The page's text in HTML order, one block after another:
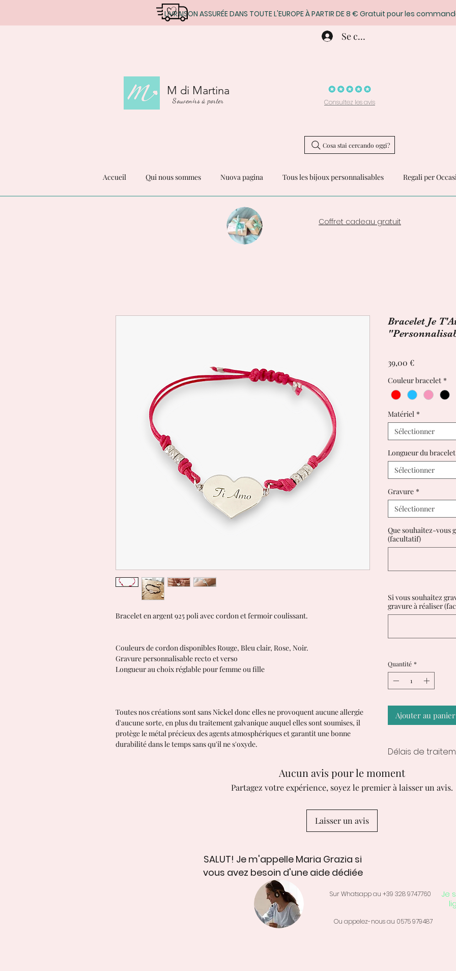
LIVRAISON ASSURÉE DANS TOUTE L'EUROPE À PARTIR DE 8 € Gratuit pour les
M di Martina
Souvenirs à porter
Se connecter
Consultez les avis
Cosa stai cercando oggi?
Accueil Qui nous sommes Nuova pagina Tous les bijoux personnalisables Regali per
Coffret cadeau gratuit
Bracelet en argent 925 poli avec cordon et fermoir coulissant.
Couleurs de cordon disponibles Rouge, Bleu clair, Rose, Noir.
Gravure personnalisable recto et verso
Longueur au choix réglable pour femme ou fille
Toutes nos créations sont sans Nickel donc elles ne provoquent aucune allergie
d'aucune sorte, en plus du traitement galvanique auquel elles sont soumises, il
protège le métal précieux des agents atmosphériques et garantit une bonne
durabilité dans le temps sans qu'il ne s'oxyde.
Bracelet Je
39,00 €Prix
Couleur bracelet *
Matériel *
Sélectionner
Longueur du bracelet
Sélectionner
Gravure *
Sélectionner
Que souhaitez-vous
(facultatif)
Si vous souhaitez
gravure à réaliser
Quantité *
Ajouter au panier
Délais de
Les délais de
créations
ouvrés à compter
Aucun avis pour le moment
Partagez votre expérience, soyez le premier à laisser un avis.
Laisser un avis
SALUT! Je m'appelle Maria Grazia si
vous avez besoin d'une aide dédiée
Sur Whatsapp au +39 328 9747760
Je
Ou appelez-nous au 0575 979487